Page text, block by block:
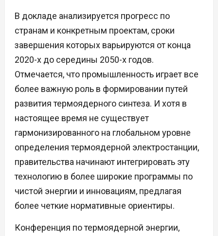
В докладе анализируется прогресс по
странам и конкретным проектам, сроки
завершения которых варьируются от конца
2020-х до середины 2050-х годов.
Отмечается, что промышленность играет все
более важную роль в формировании путей
развития термоядерного синтеза. И хотя в
настоящее время не существует
гармонизированного на глобальном уровне
определения термоядерной электростанции,
правительства начинают интегрировать эту
технологию в более широкие программы по
чистой энергии и инновациям, предлагая
более четкие нормативные ориентиры.
Конференция по термоядерной энергии,